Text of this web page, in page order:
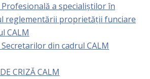
Profesională a specialiştilor în
reglementării proprietăţii funciare
CALM
din cadrul CALM
CRIZĂ CALM